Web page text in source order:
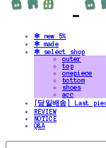
✻ new 5%
✻ made
✻ select shop
outer
top
onepiece
bottom
shoes
acc
[당일배송] Last
REVIEW
NOTICE
Q&A